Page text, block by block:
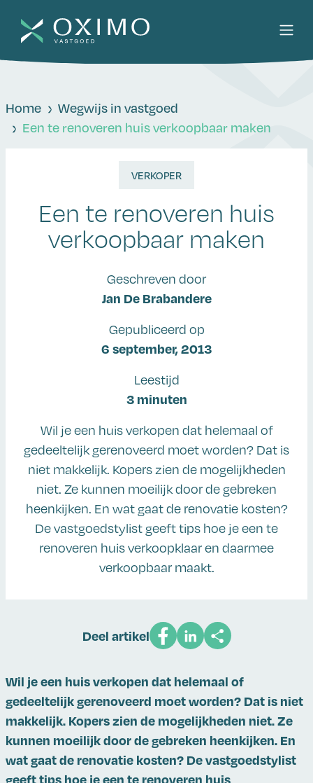
Home
Wegwijs in vastgoed
Een te renoveren huis verkoopbaar maken
VERKOPER
Een te renoveren huis
verkoopbaar maken
Geschreven door
Jan De Brabandere
Gepubliceerd op
6 september, 2013
Leestijd
3 minuten
Wil je een huis verkopen dat helemaal of
gedeeltelijk gerenoveerd moet worden? Dat is
niet makkelijk. Kopers zien de mogelijkheden
niet. Ze kunnen moeilijk door de gebreken
heenkijken. En wat gaat de renovatie kosten?
De vastgoedstylist geeft tips hoe je een te
renoveren huis verkoopklaar en daarmee
verkoopbaar maakt.
Deel artikel
Wil je een huis verkopen dat helemaal of
gedeeltelijk gerenoveerd moet worden? Dat is niet
makkelijk. Kopers zien de mogelijkheden niet. Ze
kunnen moeilijk door de gebreken heenkijken. En
wat gaat de renovatie kosten? De vastgoedstylist
geeft tips hoe je een te renoveren huis